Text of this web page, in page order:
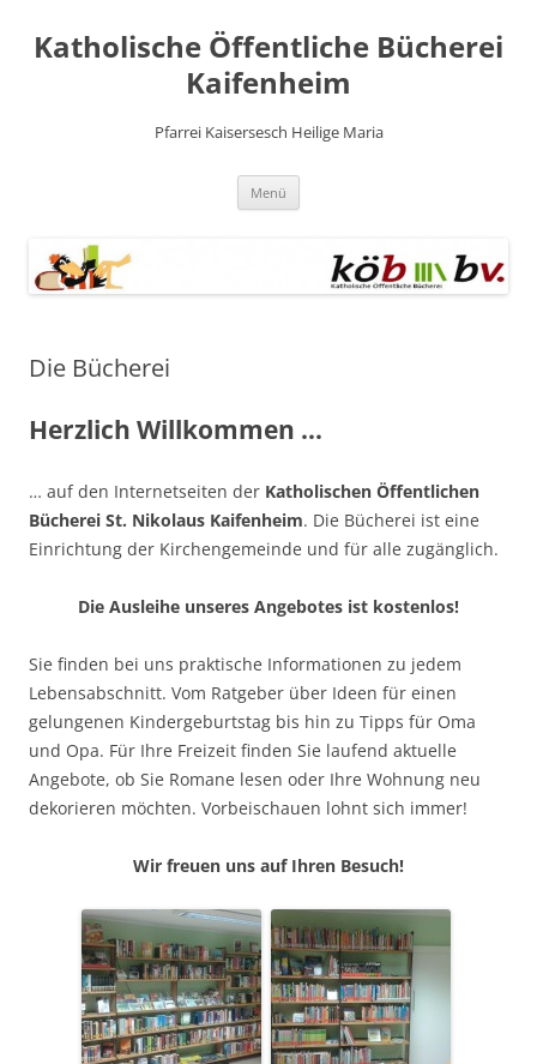
springen
Katholische Öffentliche Bücherei
Kaifenheim
Pfarrei Kaisersesch Heilige Maria
Menü
Die Bücherei
Herzlich Willkommen …
… auf den Internetseiten der Katholischen Öffentlichen
Bücherei St. Nikolaus Kaifenheim. Die Bücherei ist eine
Einrichtung der Kirchengemeinde und für alle zugänglich.
Die Ausleihe unseres Angebotes ist kostenlos!
Sie finden bei uns praktische Informationen zu jedem
Lebensabschnitt. Vom Ratgeber über Ideen für einen
gelungenen Kindergeburtstag bis hin zu Tipps für Oma
und Opa. Für Ihre Freizeit finden Sie laufend aktuelle
Angebote, ob Sie Romane lesen oder Ihre Wohnung neu
dekorieren möchten. Vorbeischauen lohnt sich immer!
Wir freuen uns auf Ihren Besuch!